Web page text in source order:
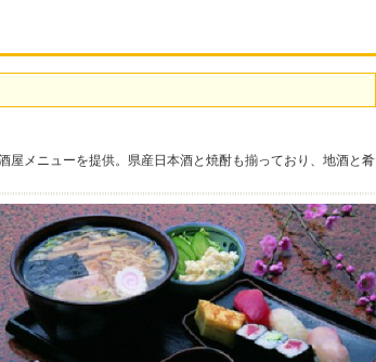
メニューを提供。県産日本酒と焼酎も揃っており、地酒と肴